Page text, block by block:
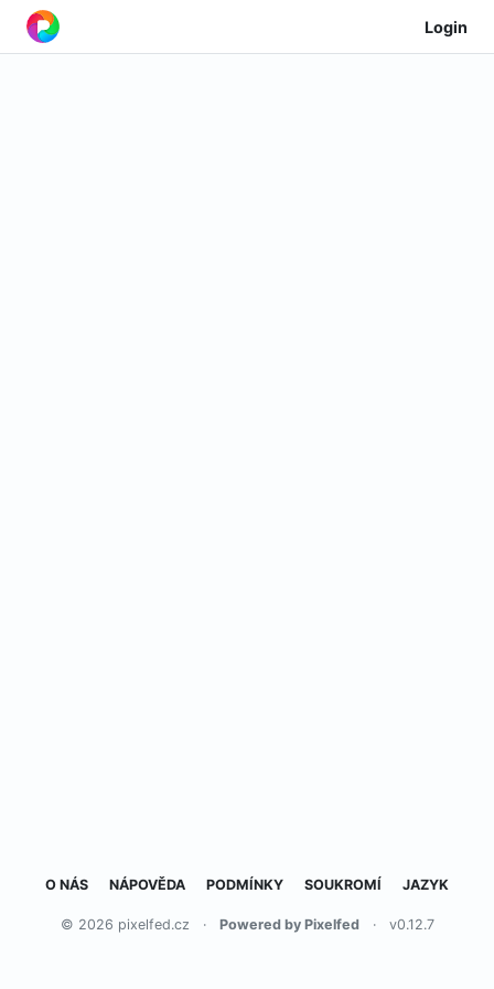
Login
O NÁS NÁPOVĚDA PODMÍNKY SOUKROMÍ JAZYK
© 2026 pixelfed.cz · Powered by Pixelfed · v0.12.7